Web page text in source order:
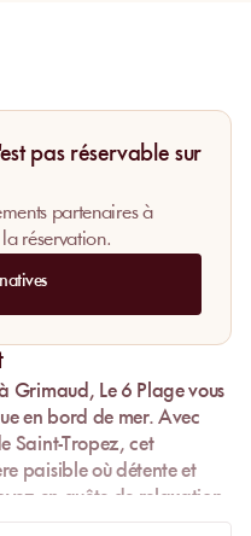
pas réservable sur
partenaires à
réservation.
Grimaud, Le 6 Plage vous
en bord de mer. Avec
Saint-Tropez, cet
paisible où détente et
en quête de relaxation
ou d'une aventure